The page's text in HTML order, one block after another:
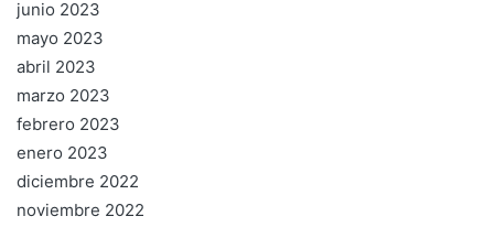
junio 2023
mayo 2023
abril 2023
marzo 2023
febrero 2023
enero 2023
diciembre 2022
noviembre 2022